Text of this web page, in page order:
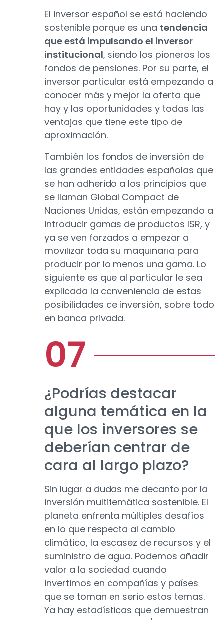
El inversor español se está haciendo
sostenible porque es una tendencia
que está impulsando el inversor
institucional, siendo los pioneros los
fondos de pensiones. Por su parte, el
inversor particular está empezando a
conocer más y mejor la oferta que
hay y las oportunidades y todas las
ventajas que tiene este tipo de
aproximación.
También los fondos de inversión de
las grandes entidades españolas que
se han adherido a los principios que
se llaman Global Compact de
Naciones Unidas, están empezando a
introducir gamas de productos ISR, y
ya se ven forzados a empezar a
movilizar toda su maquinaria para
producir por lo menos una gama. Lo
siguiente es que al particular le sea
explicada la conveniencia de estas
posibilidades de inversión, sobre todo
en banca privada.
¿Podrías destacar
alguna temática en la
que los inversores se
deberían centrar de
cara al largo plazo?
Sin lugar a dudas me decanto por la
inversión multitemática sostenible. El
planeta enfrenta múltiples desafíos
en lo que respecta al cambio
climático, la escasez de recursos y el
suministro de agua. Podemos añadir
valor a la sociedad cuando
invertimos en compañías y países
que se toman en serio estos temas.
Ya hay estadísticas que demuestran